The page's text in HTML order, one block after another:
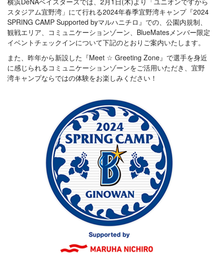
スタジアム宜野湾」にて行れる2024年春季宜野湾キャンプ『2024
SPRING CAMP Supported byマルハニチロ』での、公園内規制、
観戦エリア、コミュニケーションゾーン、BlueMatesメンバー限定
イベントチェックインについて下記のとおりご案内いたします。
また、昨年から新設した『Meet ☆ Greeting Zone』で選手を身近
に感じられるコミュニケーションゾーンをご活用いただき、宜野
湾キャンプならではの体験をお楽しみください！